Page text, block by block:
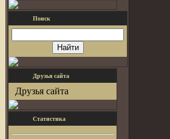
Поиск
Друзья сайта
Друзья сайта
Статистика